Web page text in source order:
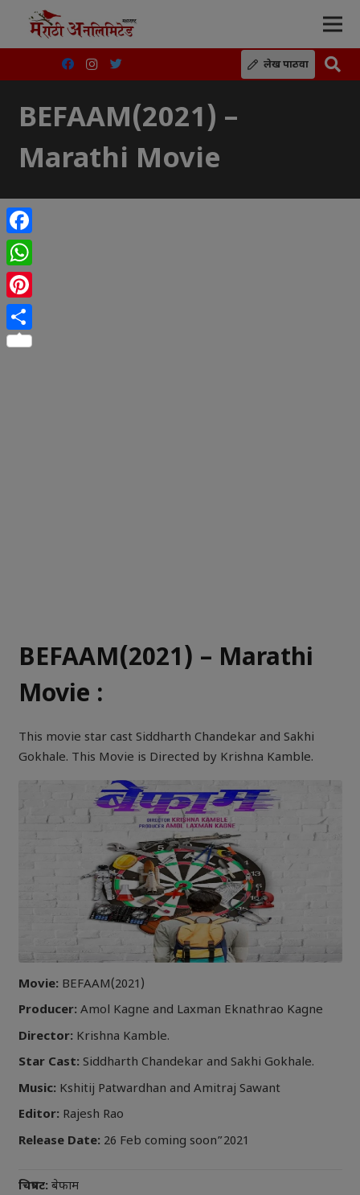
लेख पाठवा
BEFAAM(2021) –
Marathi Movie
BEFAAM(2021) – Marathi
Movie :
This movie star cast Siddharth Chandekar and Sakhi
Gokhale. This Movie is Directed by Krishna Kamble.
Movie: BEFAAM(2021)
Producer: Amol Kagne and Laxman Eknathrao Kagne
Director: Krishna Kamble.
Star Cast: Siddharth Chandekar and Sakhi Gokhale.
Music: Kshitij Patwardhan and Amitraj Sawant
Editor: Rajesh Rao
Release Date: 26 Feb coming soon”2021
चित्रपट: बेफाम
Facebook
WhatsApp
Pinterest
Share